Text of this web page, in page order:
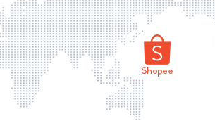
Página indisponível